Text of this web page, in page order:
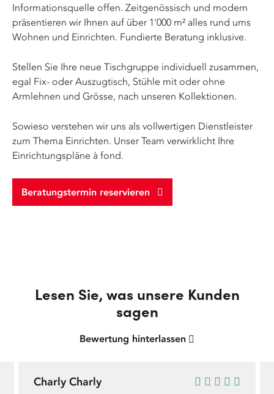
Informationsquelle offen. Zeitgenössisch und modern
präsentieren wir Ihnen auf über 1'000 m² alles rund ums
Wohnen und Einrichten. Fundierte Beratung inklusive.
Stellen Sie Ihre neue Tischgruppe individuell zusammen,
egal Fix- oder Auszugtisch, Stühle mit oder ohne
Armlehnen und Grösse, nach unseren Kollektionen.
Sowieso verstehen wir uns als vollwertigen Dienstleister
zum Thema Einrichten. Unser Team verwirklicht Ihre
Einrichtungspläne à fond.
Beratungstermin reservieren
Lesen Sie, was unsere Kunden
sagen
Bewertung hinterlassen
Charly Charly